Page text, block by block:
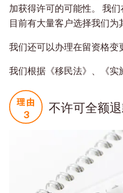
加获得许可的可能性。 我
目前有大量客户选择我们为
我们还可以办理在留资格变
我们根据《移民法》、《实
不许可全额退